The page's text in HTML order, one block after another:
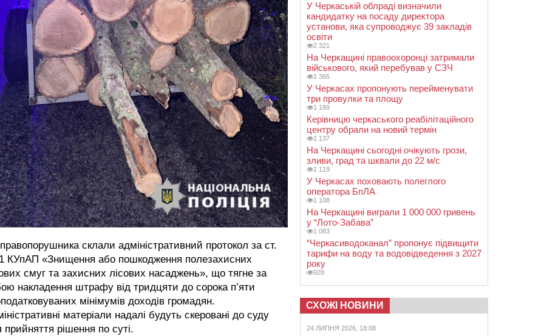
склали адміністративний протокол за ст.
КУпАП «Знищення або пошкодження полезахисних
смуг та захисних лісових насаджень», що тягне за
накладення штрафу від тридцяти до сорока п’яти
мінімумів доходів громадян.
матеріали надалі будуть скеровані до суду
прийняття рішення по суті.
У Черкаській облраді визначили
кандидатку на посаду директора
установи, яка супроводжує 39 закладів
освіти
2 321
На Черкащині правоохоронці затримали
військового, який перебував у СЗЧ
1 365
У Черкасах пропонують перейменувати
три провулки та площу
1 189
Керівницю черкаського реабілітаційного
центру обрали на новий термін
1 137
На Черкащині сьогодні очікують грози,
зливи, град та шквали до 22 м/с
1 119
У Черкасах поховають полеглого
оператора БпЛА
1 108
На Черкащині виграли 1 000 000 гривень
у “Лото-Забава”
1 083
“Черкасиводоканал” пропонує підвищити
тарифи на воду та водовідведення з 2027
року
928
СХОЖІ НОВИНИ
24 ЛИПНЯ 2026, 18:08